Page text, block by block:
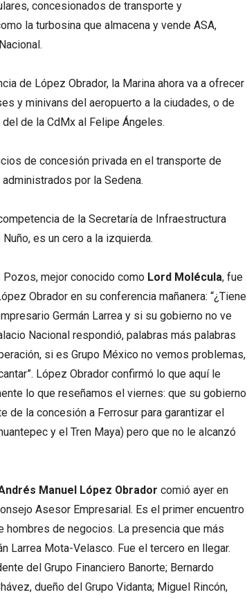
concesionados de transporte y
la turbosina que almacena y vende ASA,
de López Obrador, la Marina ahora va a ofrecer
y minivans del aeropuerto a la ciudades, o de
de la CdMx al Felipe Ángeles.
de concesión privada en el transporte de
por la Sedena.
de la Secretaría de Infraestructura
es un cero a la izquierda.
Pozos, mejor conocido como Lord Molécula, fue
Obrador en su conferencia mañanera: “¿Tiene
Germán Larrea y si su gobierno no ve
Nacional respondió, palabras más palabras
si es Grupo México no vemos problemas,
López Obrador confirmó lo que aquí le
lo que reseñamos el viernes: que su gobierno
la concesión a Ferrosur para garantizar el
y el Tren Maya) pero que no le alcanzó
Manuel López Obrador comió ayer en
Asesor Empresarial. Es el primer encuentro
de negocios. La presencia que más
Larrea Mota-Velasco. Fue el tercero en llegar.
del Grupo Financiero Banorte; Bernardo
dueño del Grupo Vidanta; Miguel Rincón,